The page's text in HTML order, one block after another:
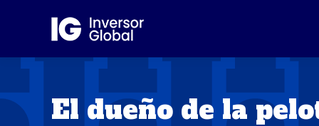
El dueño de la